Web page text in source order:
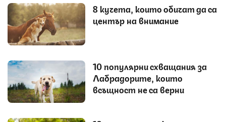
8 кучета, които обичат да са
център на внимание
10 популярни схващания за
Лабрадорите, които
всъщност не са верни